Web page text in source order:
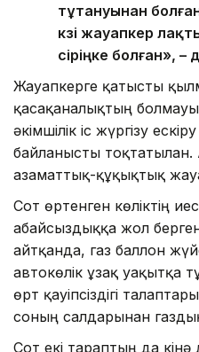
тұтануынан
көзі жауапкер
сіріңке болған»,
Жауапкерге қатысты
қасақаналықтың
әкімшілік іс жүргізу
байланысты
азаматтық-құқықтық
Сот өртенген көліктің
абайсыздыққа жол
айтқанда, газ баллон
автокөлік ұзақ уақытқа
өрт қауіпсіздігі
соның салдарынан
Сот екі тараптың да кінә